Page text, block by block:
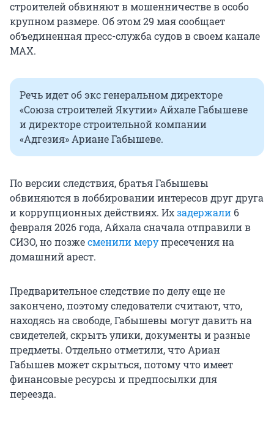
строителей обвиняют в мошенничестве в особо
крупном размере. Об этом 29 мая сообщает
объединенная пресс-служба судов в своем канале
МАХ.
Речь идет об экс генеральном директоре
«Союза строителей Якутии» Айхале Габышеве
и директоре строительной компании
«Адгезия» Ариане Габышеве.
По версии следствия, братья Габышевы
обвиняются в лоббировании интересов друг друга
и коррупционных действиях. Ихзадержали 6
февраля 2026 года, Айхала сначала отправили в
СИЗО, но позжесменили мерупресечения на
домашний арест.
Предварительное следствие по делу еще не
закончено, поэтому следователи считают, что,
находясь на свободе, Габышевы могут давить на
свидетелей, скрыть улики, документы и разные
предметы. Отдельно отметили, что Ариан
Габышев может скрыться, потому что имеет
финансовые ресурсы и предпосылки для
переезда.